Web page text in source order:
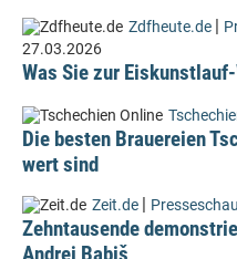
Zdfheute.de |
27.03.2026
Was Sie zur
Die besten Brauereien
wert sind
Zeit.de | Presseschau
Zehntausende